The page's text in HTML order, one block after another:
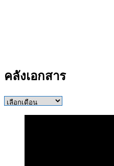
คลังเอกสาร
คลัง
เอกสาร